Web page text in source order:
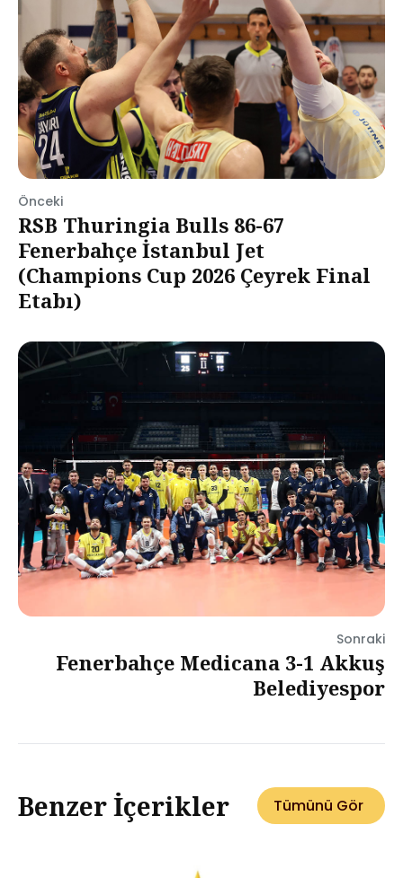
Önceki
RSB Thuringia Bulls 86-67
Fenerbahçe İstanbul Jet
(Champions Cup 2026 Çeyrek Final
Etabı)
Sonraki
Fenerbahçe Medicana 3-1 Akkuş
Belediyespor
Benzer İçerikler Tümünü Gör